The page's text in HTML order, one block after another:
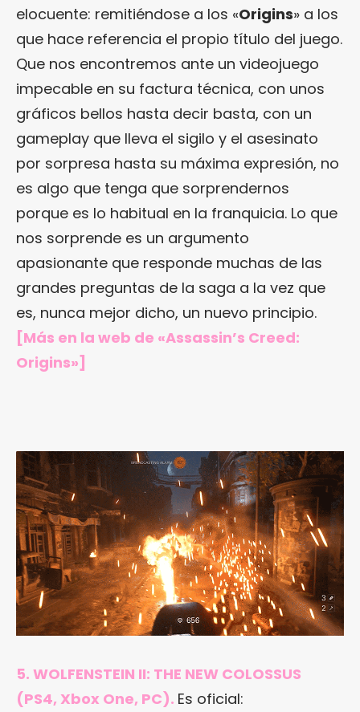
elocuente: remitiéndose a los «Origins» a los
que hace referencia el propio título del juego.
Que nos encontremos ante un videojuego
impecable en su factura técnica, con unos
gráficos bellos hasta decir basta, con un
gameplay que lleva el sigilo y el asesinato
por sorpresa hasta su máxima expresión, no
es algo que tenga que sorprendernos
porque es lo habitual en la franquicia. Lo que
nos sorprende es un argumento
apasionante que responde muchas de las
grandes preguntas de la saga a la vez que
es, nunca mejor dicho, un nuevo principio.
[Más en la web de «Assassin’s Creed:
Origins»]
5. WOLFENSTEIN II: THE NEW COLOSSUS
(PS4, Xbox One, PC). Es oficial: